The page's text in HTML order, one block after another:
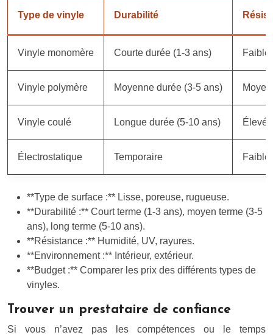
Type de vinyle Durabilité
Vinyle monomère Courte durée (1-3 ans) Faible
Vinyle polymère Moyenne durée (3-5 ans)
Vinyle coulé Longue durée (5-10 ans) Élevée
Électrostatique Temporaire Faible
**Type de surface :** Lisse, poreuse, rugueuse.
**Durabilité :** Court terme (1-3 ans), moyen terme (3-5
ans), long terme (5-10 ans).
**Résistance :** Humidité, UV, rayures.
**Environnement :** Intérieur, extérieur.
**Budget :** Comparer les prix des différents types de
vinyles.
Trouver un prestataire de confiance
Si vous n’avez pas les compétences ou le temps